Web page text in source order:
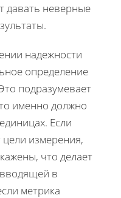
давать неверные
надежности
определение
подразумевает
именно должно
Если
цели измерения,
что делает
в
метрика